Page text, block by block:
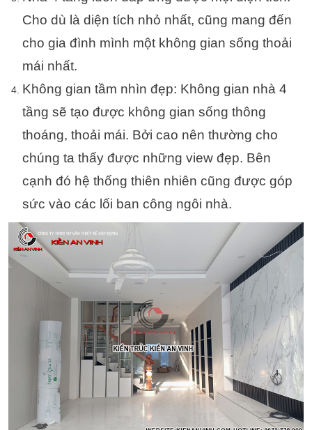
Cho dù là diện tích nhỏ nhất, cũng mang đến
cho gia đình mình một không gian sống thoải
mái nhất.
Không gian tầm nhìn đẹp: Không gian nhà 4
tầng sẽ tạo được không gian sống thông
thoáng, thoải mái. Bởi cao nên thường cho
chúng ta thấy được những view đẹp. Bên
cạnh đó hệ thống thiên nhiên cũng được góp
sức vào các lối ban công ngôi nhà.